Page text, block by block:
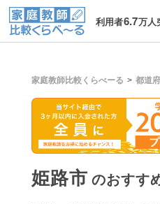
利用者6.7万人
家庭教師比較くらべーる 都道
姫路市 のおすす